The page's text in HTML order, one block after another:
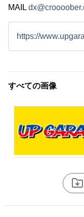
MAIL
https://
すべての画像